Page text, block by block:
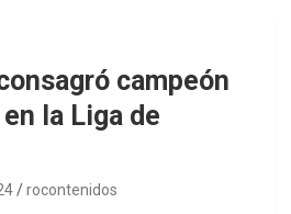
campeón
la Liga de
rocontenidos